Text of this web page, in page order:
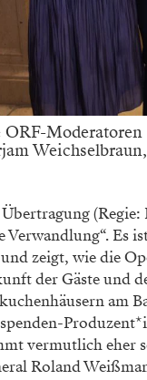
Moderatoren
Verwandlung“. Es
zeigt, wie die
der Gäste und
am
vermutlich eher
Roland